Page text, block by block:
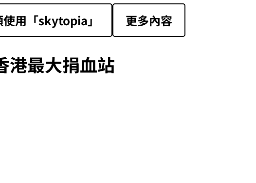
使用「skytopia」 更多內容
港最大捐血站